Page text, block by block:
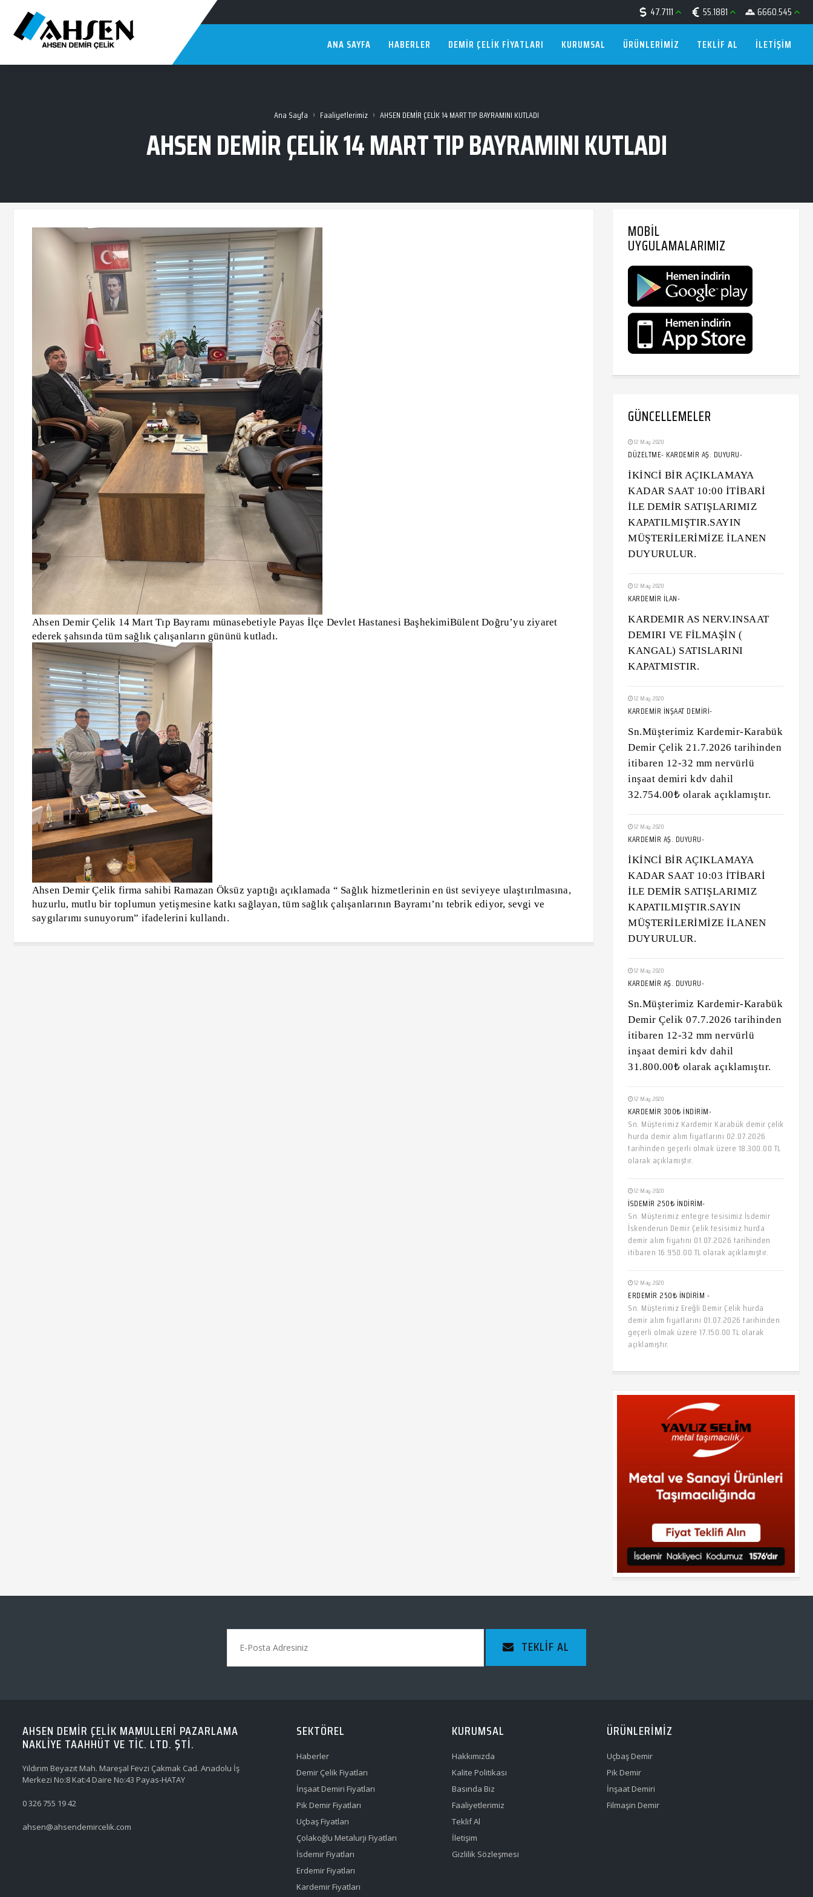
47.7111 55.1881 6660.545
ANA SAYFA HABERLER DEMIR ÇELIK FIYATLARI KURUMSAL ÜRÜNLERIMIZ TEKLIF AL İLETIŞIM
Ana Sayfa › Faaliyetlerimiz › AHSEN DEMİR ÇELİK 14 MART TIP BAYRAMINI KUTLADI
AHSEN DEMİR ÇELİK 14 MART TIP BAYRAMINI KUTLADI
Ahsen Demir Çelik 14 Mart Tıp Bayramı münasebetiyle Payas İlçe Devlet Hastanesi BaşhekimiBülent Doğru’yu ziyaret
ederek şahsında tüm sağlık çalışanların gününü kutladı.
Ahsen Demir Çelik firma sahibi Ramazan Öksüz yaptığı açıklamada “ Sağlık hizmetlerinin en üst seviyeye ulaştırılmasına,
huzurlu, mutlu bir toplumun yetişmesine katkı sağlayan, tüm sağlık çalışanlarının Bayramı’nı tebrik ediyor, sevgi ve
saygılarımı sunuyorum” ifadelerini kullandı.
MOBIL
UYGULAMALARIMIZ
GÜNCELLEMELER
12 May 2020
DÜZELTME- KARDEMİR AŞ. DUYURU-
İKİNCİ BİR AÇIKLAMAYA
KADAR SAAT 10:00 İTİBARİ
İLE DEMİR SATIŞLARIMIZ
KAPATILMIŞTIR.SAYIN
MÜŞTERİLERİMİZE İLANEN
DUYURULUR.
12 May 2020
KARDEMİR İLAN-
KARDEMIR AS NERV.INSAAT
DEMIRI VE FİLMAŞİN (
KANGAL) SATISLARINI
KAPATMISTIR.
12 May 2020
KARDEMİR İNŞAAT DEMİRİ-
Sn.Müşterimiz Kardemir-Karabük
Demir Çelik 21.7.2026 tarihinden
itibaren 12-32 mm nervürlü
inşaat demiri kdv dahil
32.754.00₺ olarak açıklamıştır.
12 May 2020
KARDEMİR AŞ. DUYURU-
İKİNCİ BİR AÇIKLAMAYA
KADAR SAAT 10:03 İTİBARİ
İLE DEMİR SATIŞLARIMIZ
KAPATILMIŞTIR.SAYIN
MÜŞTERİLERİMİZE İLANEN
DUYURULUR.
12 May 2020
KARDEMİR AŞ. DUYURU-
Sn.Müşterimiz Kardemir-Karabük
Demir Çelik 07.7.2026 tarihinden
itibaren 12-32 mm nervürlü
inşaat demiri kdv dahil
31.800.00₺ olarak açıklamıştır.
12 May 2020
KARDEMİR 300₺ İNDİRİM-
Sn. Müşterimiz Kardemir Karabük demir çelik
hurda demir alım fiyatlarını 02.07.2026
tarihinden geçerli olmak üzere 18.300.00 TL
olarak açıklamıştır.
12 May 2020
İSDEMİR 250₺ İNDİRİM-
Sn. Müşterimiz entegre tesisimiz İsdemir
İskenderun Demir Çelik tesisimiz hurda
demir alım fiyatını 01.07.2026 tarihinden
itibaren 16.950.00 TL olarak açıklamıştır.
12 May 2020
ERDEMİR 250₺ İNDİRİM -
Sn. Müşterimiz Ereğli Demir Çelik hurda
demir alım fiyatlarını 01.07.2026 tarihinden
geçerli olmak üzere 17.150.00 TL olarak
açıklamıştır.
TEKLIF AL
AHSEN DEMİR ÇELİK MAMULLERİ PAZARLAMA
NAKLİYE TAAHHÜT VE TİC. LTD. ŞTİ.
Yıldırım Beyazıt Mah. Mareşal Fevzi Çakmak Cad. Anadolu İş
Merkezi No:8 Kat:4 Daire No:43 Payas-HATAY
0 326 755 19 42
ahsen@ahsendemircelik.com
SEKTÖREL
Haberler
Demir Çelik Fiyatları
İnşaat Demiri Fiyatları
Pik Demir Fiyatları
Uçbaş Fiyatları
Çolakoğlu Metalurji Fiyatları
İsdemir Fiyatları
Erdemir Fiyatları
Kardemir Fiyatları
KURUMSAL
Hakkımızda
Kalite Politikası
Basında Biz
Faaliyetlerimiz
Teklif Al
İletişim
Gizlilik Sözleşmesi
ÜRÜNLERIMIZ
Uçbaş Demir
Pik Demir
İnşaat Demiri
Filmaşin Demir